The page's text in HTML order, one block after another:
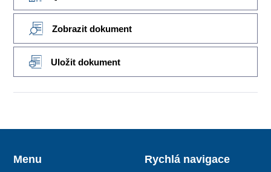
Zobrazit dokument
Uložit dokument
Menu Rychlá navigace